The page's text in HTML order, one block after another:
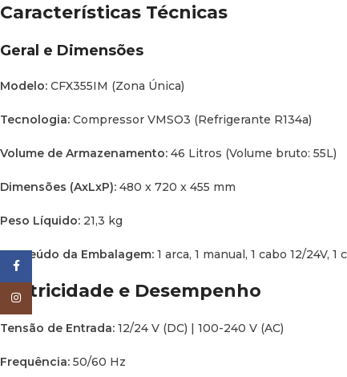
Características Técnicas
Geral e Dimensões
Modelo: CFX355IM (Zona Única)
Tecnologia: Compressor VMSO3 (Refrigerante R134a)
Volume de Armazenamento: 46 Litros (Volume bruto: 55L)
Dimensões (AxLxP): 480 x 720 x 455 mm
Peso Líquido: 21,3 kg
Conteúdo da Embalagem: 1 arca, 1 manual, 1 cabo 12/24V,
Eletricidade e Desempenho
Tensão de Entrada: 12/24 V (DC) | 100-240 V (AC)
Frequência: 50/60 Hz
Instagram